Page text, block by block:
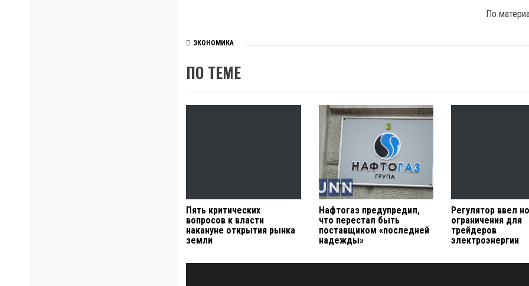
По
ЭКОНОМИКА
ПО ТЕМЕ
Пять критических
вопросов к власти
накануне открытия рынка
земли
Нафтогаз предупредил,
что перестал быть
поставщиком «последней
надежды»
Регулятор ввел
ограничения для
трейдеров
электроэнергии
Навигация